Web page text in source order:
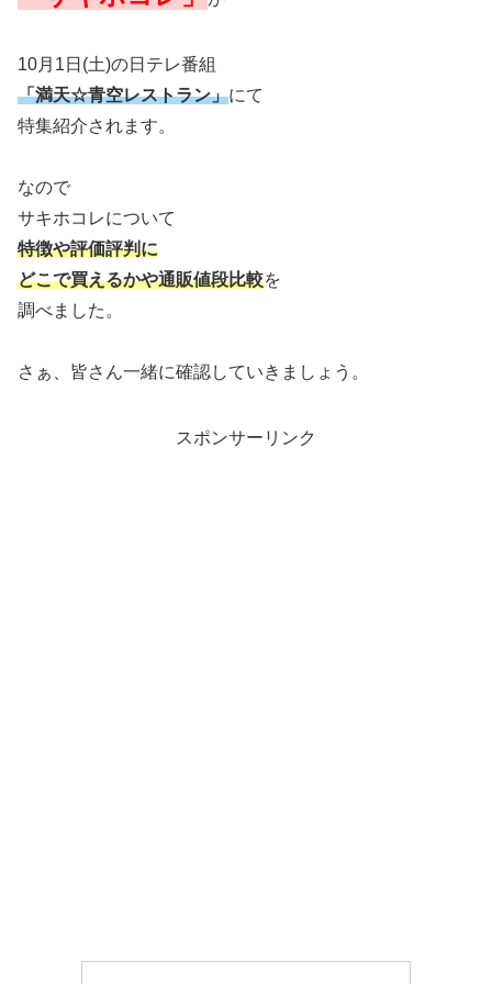
10月1日(土)の日テレ番組
「満天☆青空レストラン」にて
特集紹介されます。
なので
サキホコレについて
特徴や評価評判に
どこで買えるかや通販値段比較を
調べました。
さぁ、皆さん一緒に確認していきましょう。
スポンサーリンク